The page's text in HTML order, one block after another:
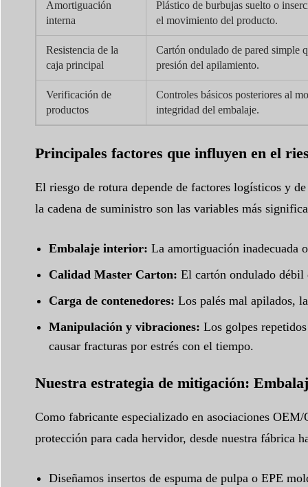
Amortiguación
interna
Plástico de burbujas suelto o
el movimiento del producto.
Resistencia de la
caja principal
Cartón ondulado de pared simple
presión del apilamiento.
Verificación de
productos
Controles básicos posteriores al
integridad del embalaje.
Principales factores que influyen en el
El riesgo de rotura depende de factores logísticos y
la cadena de suministro son las variables más
Embalaje interior: La amortiguación inadecuada
Calidad Master Carton: El cartón ondulado débil
Carga de contenedores: Los palés mal apilados,
Manipulación y vibraciones: Los golpes
causar fracturas por estrés con el tiempo.
Nuestra estrategia de mitigación:
Como fabricante especializado en asociaciones
protección para cada hervidor, desde nuestra fábrica
Diseñamos insertos de espuma de pulpa o EPE